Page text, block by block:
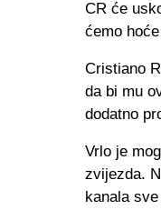
CR će
ćemo
Cristiano
da bi mu
dodatno
Vrlo je
zvijezda.
kanala